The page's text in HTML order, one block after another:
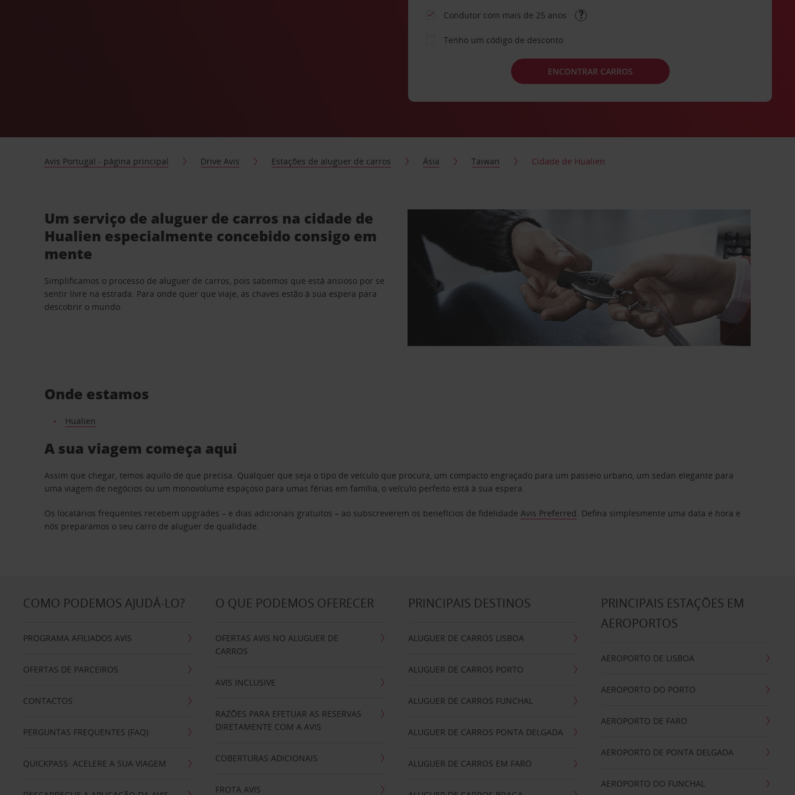
Condutor com mais de 25 anos
Tenho um código de desconto
ENCONTRAR CARROS
Avis Portugal - página principal Drive Avis Estações de aluguer de carros Ásia Taiwan Cidade de Hualien
Um serviço de aluguer de carros na cidade de
Hualien especialmente concebido consigo em
mente
Simplificamos o processo de aluguer de carros, pois sabemos que está ansioso por se
sentir livre na estrada. Para onde quer que viaje, as chaves estão à sua espera para
descobrir o mundo.
Onde estamos
Hualien
A sua viagem começa aqui
Assim que chegar, temos aquilo de que precisa. Qualquer que seja o tipo de veículo que procura, um compacto engraçado para um passeio urbano, um sedan elegante para
uma viagem de negócios ou um monovolume espaçoso para umas férias em família, o veículo perfeito está à sua espera.
Os locatários frequentes recebem upgrades – e dias adicionais gratuitos – ao subscreverem os benefícios de fidelidadeAvis Preferred. Defina simplesmente uma data e hora e
nós preparamos o seu carro de aluguer de qualidade.
COMO PODEMOS AJUDÁ-LO?
PROGRAMA AFILIADOS AVIS
OFERTAS DE PARCEIROS
CONTACTOS
PERGUNTAS FREQUENTES (FAQ)
QUICKPASS: ACELERE A SUA VIAGEM
O QUE PODEMOS OFERECER
OFERTAS AVIS NO ALUGUER DE
CARROS
AVIS INCLUSIVE
RAZÕES PARA EFETUAR AS RESERVAS
DIRETAMENTE COM A AVIS
COBERTURAS ADICIONAIS
FROTA AVIS
PRINCIPAIS DESTINOS
ALUGUER DE CARROS LISBOA
ALUGUER DE CARROS PORTO
ALUGUER DE CARROS FUNCHAL
ALUGUER DE CARROS PONTA DELGADA
ALUGUER DE CARROS EM FARO
PRINCIPAIS ESTAÇÕES EM
AEROPORTOS
AEROPORTO DE LISBOA
AEROPORTO DO PORTO
AEROPORTO DE FARO
AEROPORTO DE PONTA DELGADA
AEROPORTO DO FUNCHAL